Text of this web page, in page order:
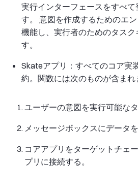
実行インターフェースをすべ
す。 意図を作成するためのエ
機能し、実行者のためのタスク
す。
Skateアプリ：すべてのコア実
約。関数には次のものが含まれ
ユーザーの意図を実行可能な
メッセージボックスにデータ
コアアプリをターゲットチェ
プリに接続する。